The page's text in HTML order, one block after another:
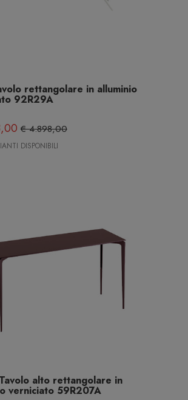
rettangolare in alluminio
92R29A
€ 4.898,00
DISPONIBILI
alto rettangolare in
verniciato 59R207A